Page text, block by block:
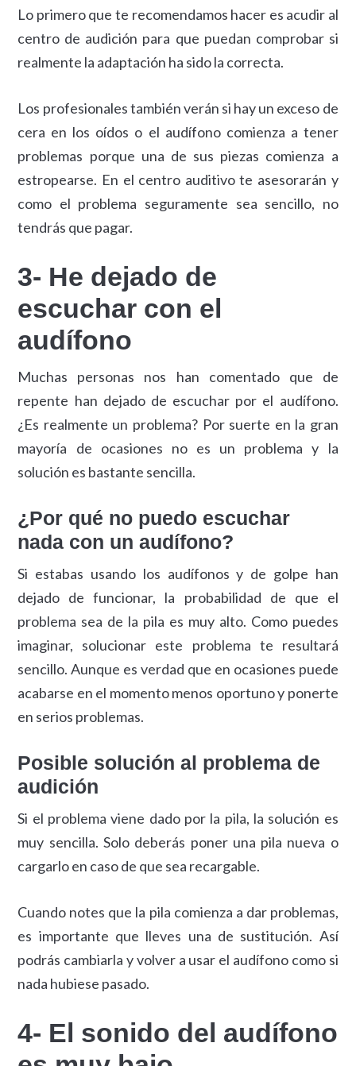
Lo primero que te recomendamos hacer es acudir al
centro de audición para que puedan comprobar si
realmente la adaptación ha sido la correcta.
Los profesionales también verán si hay un exceso de
cera en los oídos o el audífono comienza a tener
problemas porque una de sus piezas comienza a
estropearse. En el centro auditivo te asesorarán y
como el problema seguramente sea sencillo, no
tendrás que pagar.
3- He dejado de
escuchar con el
audífono
Muchas personas nos han comentado que de
repente han dejado de escuchar por el audífono.
¿Es realmente un problema? Por suerte en la gran
mayoría de ocasiones no es un problema y la
solución es bastante sencilla.
¿Por qué no puedo escuchar
nada con un audífono?
Si estabas usando los audífonos y de golpe han
dejado de funcionar, la probabilidad de que el
problema sea de la pila es muy alto. Como puedes
imaginar, solucionar este problema te resultará
sencillo. Aunque es verdad que en ocasiones puede
acabarse en el momento menos oportuno y ponerte
en serios problemas.
Posible solución al problema de
audición
Si el problema viene dado por la pila, la solución es
muy sencilla. Solo deberás poner una pila nueva o
cargarlo en caso de que sea recargable.
Cuando notes que la pila comienza a dar problemas,
es importante que lleves una de sustitución. Así
podrás cambiarla y volver a usar el audífono como si
nada hubiese pasado.
4- El sonido del audífono